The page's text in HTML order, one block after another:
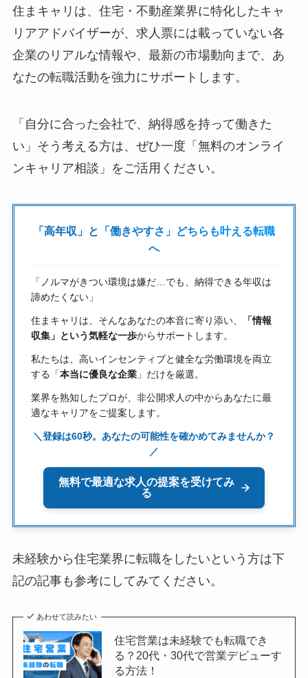
住まキャリは、住宅・不動産業界に特化したキャ
リアアドバイザーが、求人票には載っていない各
企業のリアルな情報や、最新の市場動向まで、あ
なたの転職活動を強力にサポートします。
「自分に合った会社で、納得感を持って働きた
い」そう考える方は、ぜひ一度「無料のオンライ
ンキャリア相談」をご活用ください。
「高年収」と「働きやすさ」どちらも叶える転職
へ
「ノルマがきつい環境は嫌だ…でも、納得できる年収は
諦めたくない」
住まキャリは、そんなあなたの本音に寄り添い、
「情報
収集」という気軽な一歩からサポートします。
私たちは、高いインセンティブと健全な労働環境を両立
する「本当に優良な企業」だけを厳選。
業界を熟知したプロが、非公開求人の中からあなたに最
適なキャリアをご提案します。
＼登録は60秒。あなたの可能性を確かめてみませんか？
／
無料で最適な求人の提案を受けてみ
る
未経験から住宅業界に転職をしたいという方は下
記の記事も参考にしてみてください。
あわせて読みたい
住宅営業は未経験でも転職でき
る？20代・30代で営業デビューす
る方法！